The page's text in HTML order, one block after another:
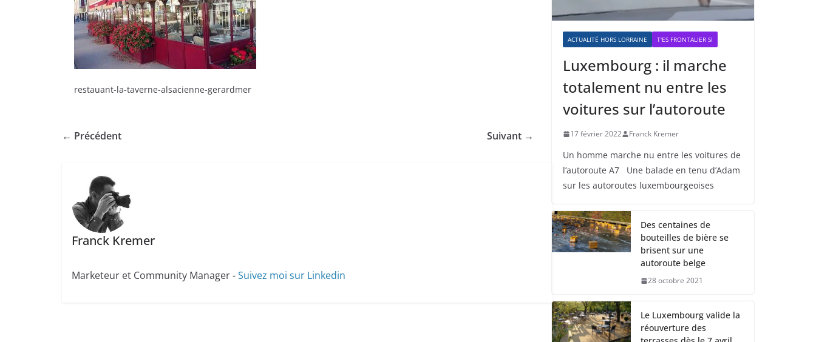
restauant-la-taverne-alsacienne-gerardmer
← Précédent Suivant →
Franck Kremer
Marketeur et Community Manager -Suivez moi sur Linkedin
ACTUALITÉ HORS LORRAINE T'ES FRONTALIER SI
Luxembourg : il marche
totalement nu entre les
voitures sur l’autoroute
17 février 2022 Franck Kremer
Un homme marche nu entre les voitures de
l’autoroute A7 Une balade en tenu d’Adam
sur les autoroutes luxembourgeoises
Des centaines de
bouteilles de bière se
brisent sur une
autoroute belge
28 octobre 2021
Le Luxembourg valide la
réouverture des